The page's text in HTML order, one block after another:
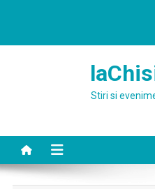
Stiri si